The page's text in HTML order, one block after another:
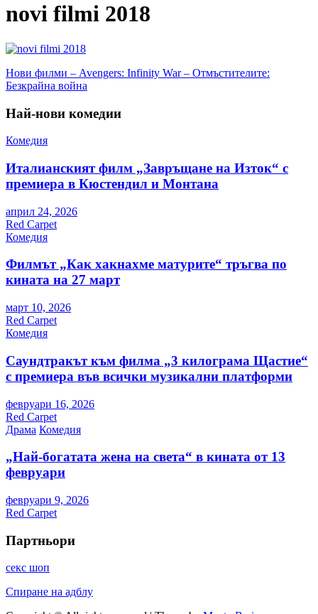
novi filmi 2018
Навигация
Нови филми – Avengers: Infinity War – Отмъстителите:
Безкрайна война
Най-нови комедии
Комедия
Италианският филм „Завръщане на Изток“ с
премиера в Кюстендил и Монтана
април 24, 2026
Red Carpet
Комедия
Филмът „Как хакнахме матурите“ тръгва по
кината на 27 март
март 10, 2026
Red Carpet
Комедия
Саундтракът към филма „3 килограма Щастие“
с премиера във всички музикални платформи
февруари 16, 2026
Red Carpet
Драма Комедия
„Най-богатата жена на света“ в кината от 13
февруари
февруари 9, 2026
Red Carpet
Партньори
секс шоп
Спиране на адблу